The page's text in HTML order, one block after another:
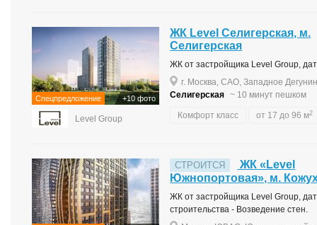
Спецпредложение +10 фото
Level Group
ЖК Level Селигерская, м.
Селигерская
ЖК от застройщика Level Group,
г. Москва, САО, Западное
Селигерская ~ 10 минут пешком
Комфорт класс от 17 до 96 м2
СТРОИТСЯ
ЖК «Level
Южнопортовая», м.
ЖК от застройщика Level Group,
строительства - Возведение стен.